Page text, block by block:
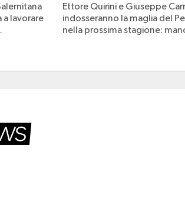
a lavorare
Ettore Quirini e Giuseppe
indosseranno la maglia del
nella prossima stagione: